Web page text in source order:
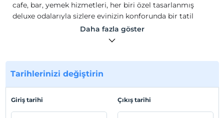
cafe, bar, yemek hizmetleri, her biri özel tasarlanmış
deluxe odalarıyla sizlere evinizin konforunda bir tatil
Ülkemizde mutlaka ziyaret edilmesi gereken tatil
Otel geniş,refah ve her biri farklı konseptle hazırlanmış
16 odası ile 2019 yılında hizmete girdi. Tatil hiç kuşkusuz
kentlerde maruz kaldığı hava,gürültü ve psikolojik
kirliliklerden,uyku problemlerinden, birbirine benzer
Daha fazla göster
Tarihlerinizi değiştirin
Giriş tarihi Çıkış tarihi